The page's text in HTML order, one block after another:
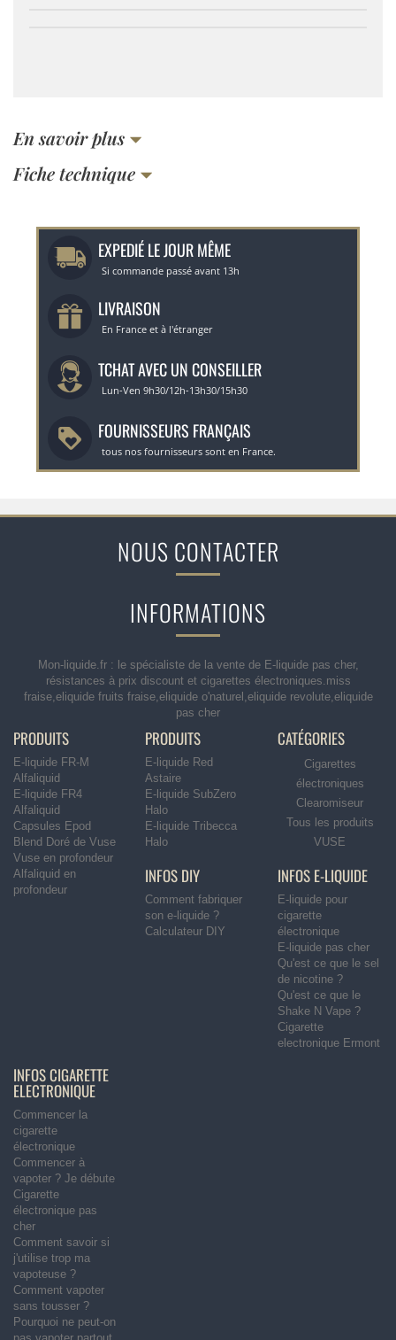
En savoir plus
Fiche technique
EXPEDIÉ LE JOUR MÊME
Si commande passé avant 13h
LIVRAISON
En France et à l'étranger
TCHAT AVEC UN CONSEILLER
Lun-Ven 9h30/12h-13h30/15h30
FOURNISSEURS FRANÇAIS
tous nos fournisseurs sont en France.
NOUS CONTACTER
INFORMATIONS
Mon-liquide.fr : le spécialiste de la vente de E-liquide pas cher,
résistances à prix discount et cigarettes électroniques.miss
fraise,eliquide fruits fraise,eliquide o'naturel,eliquide revolute,eliquide
pas cher
PRODUITS
E-liquide FR-M
Alfaliquid
E-liquide FR4
Alfaliquid
Capsules Epod
Blend Doré de Vuse
Vuse en profondeur
Alfaliquid en
profondeur
PRODUITS
E-liquide Red
Astaire
E-liquide SubZero
Halo
E-liquide Tribecca
Halo
CATÉGORIES
Cigarettes
électroniques
Clearomiseur
Tous les produits
VUSE
INFOS DIY
Comment fabriquer
son e-liquide ?
Calculateur DIY
INFOS E-LIQUIDE
E-liquide pour
cigarette
électronique
E-liquide pas cher
Qu'est ce que le sel
de nicotine ?
Qu'est ce que le
Shake N Vape ?
Cigarette
electronique Ermont
INFOS CIGARETTE
ELECTRONIQUE
Commencer la
cigarette
électronique
Commencer à
vapoter ? Je débute
Cigarette
électronique pas
cher
Comment savoir si
j'utilise trop ma
vapoteuse ?
Comment vapoter
sans tousser ?
Pourquoi ne peut-on